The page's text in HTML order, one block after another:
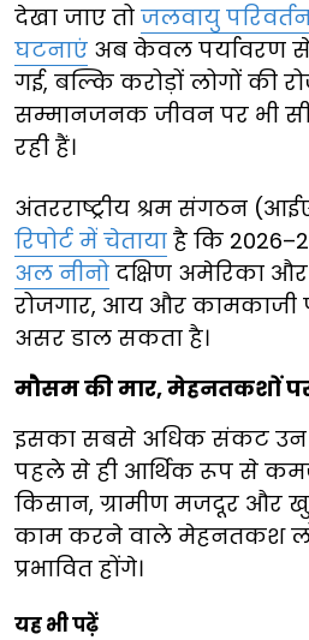
देखा जाए तो जलवायु
घटनाएं अब केवल पर्यावरण से
गई, बल्कि करोड़ों लोगों की
सम्मानजनक जीवन पर भी
रही हैं।
अंतरराष्ट्रीय श्रम संगठन
रिपोर्ट में चेताया है कि
अल नीनो दक्षिण अमेरिका और
रोजगार, आय और कामकाजी
असर डाल सकता है।
मौसम की मार, मेहनतकशों
इसका सबसे अधिक संकट उन
पहले से ही आर्थिक रूप से
किसान, ग्रामीण मजदूर
काम करने वाले मेहनतकश
प्रभावित होंगे।
यह भी पढ़ें